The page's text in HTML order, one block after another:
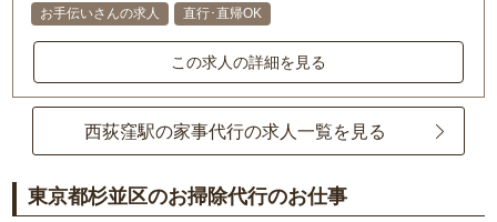
お手伝いさんの求人
直行･直帰OK
この求人の詳細を見る
西荻窪駅の家事代行の求人一覧を見る
東京都杉並区のお掃除代行のお仕事